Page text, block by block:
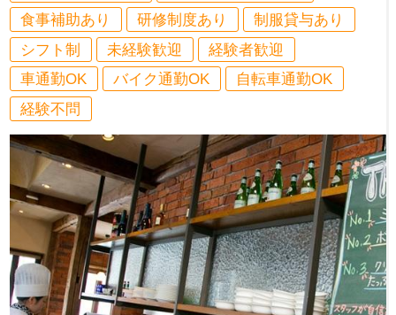
食事補助あり
研修制度あり
制服貸与あり
シフト制
未経験歓迎
経験者歓迎
車通勤OK
バイク通勤OK
自転車通勤OK
経験不問